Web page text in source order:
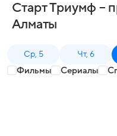
Старт Триумф –
Алматы
Ср, 5 Чт, 6
Фильмы Сериалы